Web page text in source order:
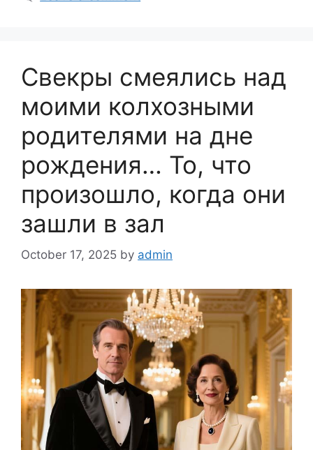
k
Свекры смеялись над
моими колхозными
родителями на дне
рождения… То, что
произошло, когда они
зашли в зал
October 17, 2025 by admin